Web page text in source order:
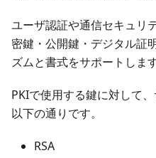
ユーザ認証や通信セキュリ
密鍵・公開鍵・デジタル証
ズムと書式をサポートします
PKIで使用する鍵に対して
以下の通りです。
RSA